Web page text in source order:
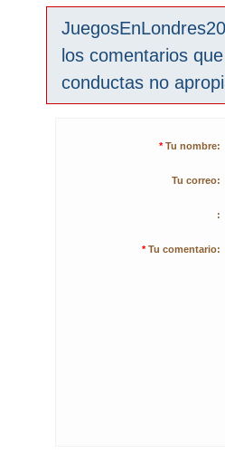
los comentarios
conductas no
* Tu nombre:
Tu correo:
:
* Tu comentario: